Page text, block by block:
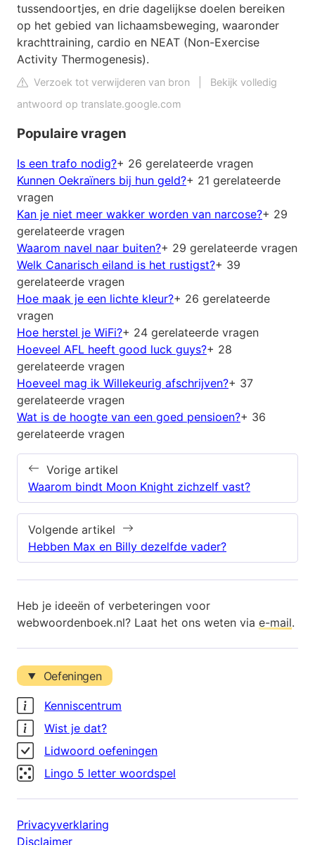
tussendoortjes, en drie dagelijkse doelen bereiken
op het gebied van lichaamsbeweging, waaronder
krachttraining, cardio en NEAT (Non-Exercise
Activity Thermogenesis).
Verzoek tot verwijderen van bron
Bekijk volledig
antwoord op translate.google.com
Populaire vragen
Is een trafo nodig?+ 26 gerelateerde vragen
Kunnen Oekraïners bij hun geld?+ 21 gerelateerde
vragen
Kan je niet meer wakker worden van narcose?+ 29
gerelateerde vragen
Waarom navel naar buiten?+ 29 gerelateerde vragen
Welk Canarisch eiland is het rustigst?+ 39
gerelateerde vragen
Hoe maak je een lichte kleur?+ 26 gerelateerde
vragen
Hoe herstel je WiFi?+ 24 gerelateerde vragen
Hoeveel AFL heeft good luck guys?+ 28
gerelateerde vragen
Hoeveel mag ik Willekeurig afschrijven?+ 37
gerelateerde vragen
Wat is de hoogte van een goed pensioen?+ 36
gerelateerde vragen
Vorige artikel
Waarom bindt Moon Knight zichzelf vast?
Volgende artikel
Hebben Max en Billy dezelfde vader?
Heb je ideeën of verbeteringen voor
webwoordenboek.nl? Laat het ons weten via e-mail.
Oefeningen
Kenniscentrum
Wist je dat?
Lidwoord oefeningen
Lingo 5 letter woordspel
Privacyverklaring
Disclaimer